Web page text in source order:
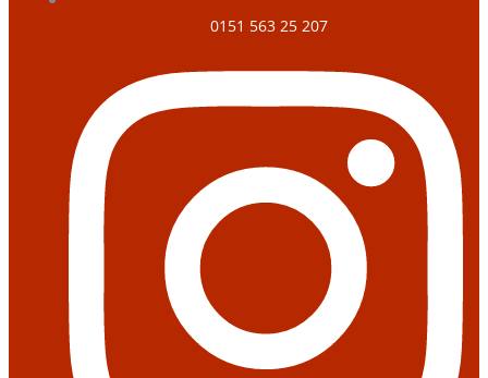
0151 563 25 207